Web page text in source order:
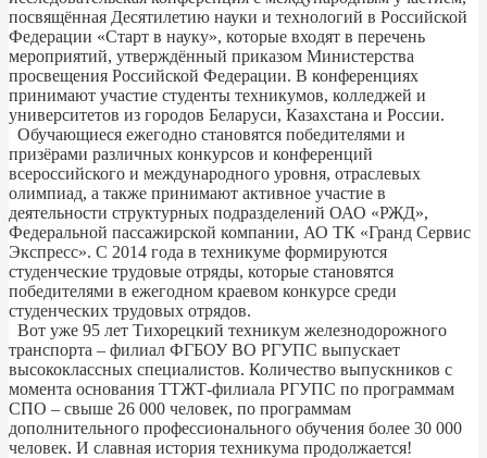
посвящённая Десятилетию науки и технологий в Российской
Федерации «Старт в науку», которые входят в перечень
мероприятий, утверждённый приказом Министерства
просвещения Российской Федерации. В конференциях
принимают участие студенты техникумов, колледжей и
университетов из городов Беларуси, Казахстана и России.
Обучающиеся ежегодно становятся победителями и
призёрами различных конкурсов и конференций
всероссийского и международного уровня, отраслевых
олимпиад, а также принимают активное участие в
деятельности структурных подразделений ОАО «РЖД»,
Федеральной пассажирской компании, АО ТК «Гранд Сервис
Экспресс». С 2014 года в техникуме формируются
студенческие трудовые отряды, которые становятся
победителями в ежегодном краевом конкурсе среди
студенческих трудовых отрядов.
Вот уже 95 лет Тихорецкий техникум железнодорожного
транспорта – филиал ФГБОУ ВО РГУПС выпускает
высококлассных специалистов. Количество выпускников с
момента основания ТТЖТ-филиала РГУПС по программам
СПО – свыше 26 000 человек, по программам
дополнительного профессионального обучения более 30 000
человек. И славная история техникума продолжается!